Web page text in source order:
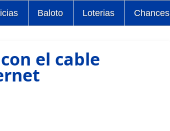
Baloto Loterias Chances
el cable